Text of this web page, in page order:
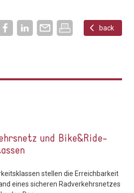
back
und Bike&Ride-
stellen die Erreichbarkeit
eines sicheren Radverkehrsnetzes